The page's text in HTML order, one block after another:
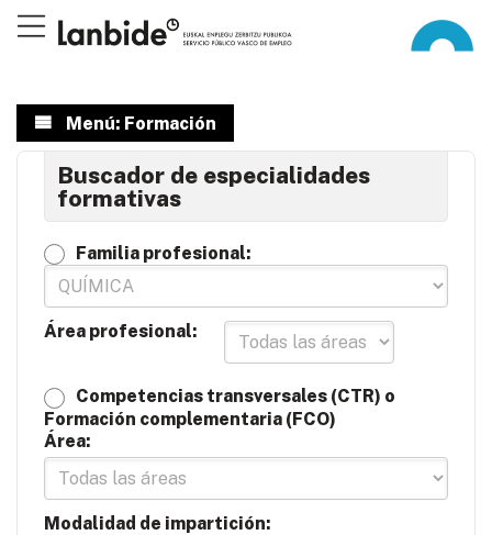
Menú: Formación
Buscador de especialidades
formativas
Familia profesional:
Área profesional:
Competencias transversales (CTR) o
Formación complementaria (FCO)
Área:
Modalidad de impartición: